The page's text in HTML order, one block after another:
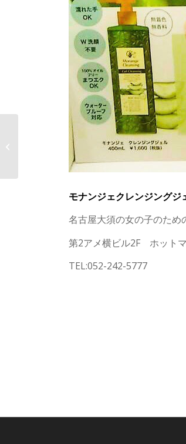
モナンジェクレンジングジ
名古屋大須の女の子のため
第2アメ横ビル2F ホット
TEL:052-242-5777
ハンドメイドスクエア
in大須 vol.31 第2ア